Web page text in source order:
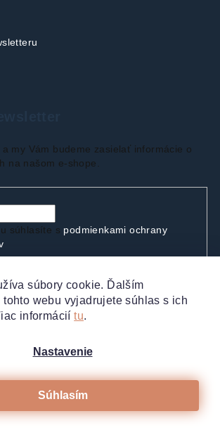
súbory cookie. Ďalším
tohto webu vyjadrujete súhlas s ich
informáciítu.
Nastavenie
Súhlasím
my Vám budeme zasielať informácie o
na našom e-shope.
súhlasíte s podmienkami ochrany
Vaše manikúry.sk. Všetky práva